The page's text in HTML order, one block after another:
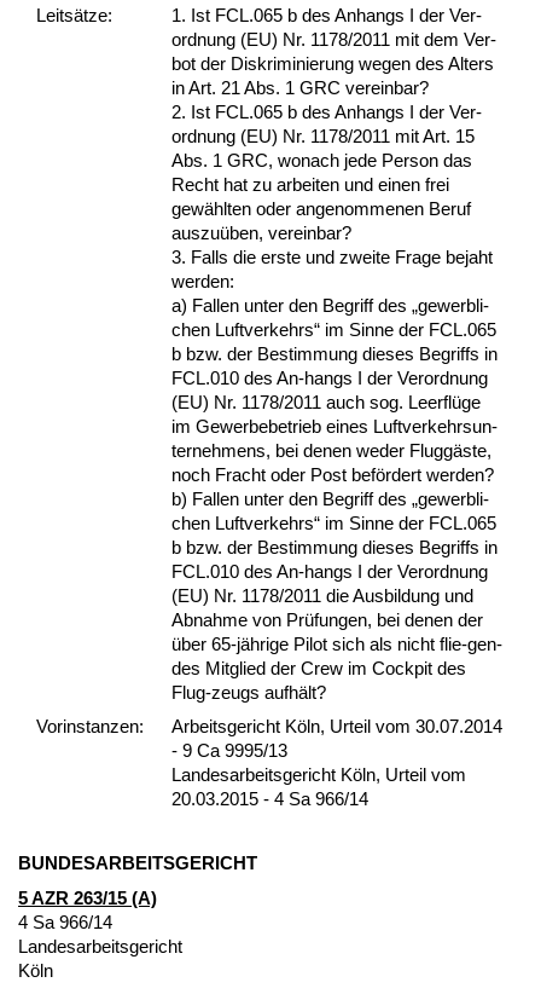
Leit­sätze:
1. Ist FCL.065 b des An­hangs I der Ver­
ord­nung (EU) Nr. 1178/2011 mit dem Ver­
bot der Dis­kri­mi­nie­rung we­gen des Al­ters
in Art. 21 Abs. 1 GRC ver­ein­bar?
2. Ist FCL.065 b des An­hangs I der Ver­
ord­nung (EU) Nr. 1178/2011 mit Art. 15
Abs. 1 GRC, wo­nach je­de Per­son das
Recht hat zu ar­bei­ten und ei­nen frei
gewähl­ten oder an­ge­nom­me­nen Be­ruf
aus­zuüben, ver­ein­bar?
3. Falls die ers­te und zwei­te Fra­ge be­jaht
wer­den:
a) Fal­len un­ter den Be­griff des „ge­werb­li­
chen Luft­ver­kehrs“ im Sin­ne der FCL.065
b bzw. der Be­stim­mung die­ses Be­griffs in
FCL.010 des An-hangs I der Ver­ord­nung
(EU) Nr. 1178/2011 auch sog. Leerflüge
im Ge­wer­be­be­trieb ei­nes Luft­ver­kehrs­un­
ter­neh­mens, bei de­nen we­der Fluggäste,
noch Fracht oder Post befördert wer­den?
b) Fal­len un­ter den Be­griff des „ge­werb­li­
chen Luft­ver­kehrs“ im Sin­ne der FCL.065
b bzw. der Be­stim­mung die­ses Be­griffs in
FCL.010 des An-hangs I der Ver­ord­nung
(EU) Nr. 1178/2011 die Aus­bil­dung und
Ab­nah­me von Prüfun­gen, bei de­nen der
über 65-jähri­ge Pi­lot sich als nicht flie-gen­
des Mit­glied der Crew im Cock­pit des
Flug-zeugs aufhält?
Vor­ins­tan­zen:
Arbeitsgericht Köln, Urteil vom 30.07.2014
- 9 Ca 9995/13
Landesarbeitsgericht Köln, Urteil vom
20.03.2015 - 4 Sa 966/14
BUN­DES­AR­BEITS­GERICHT
5 AZR 263/15 (A)
4 Sa 966/14
Lan­des­ar­beits­ge­richt
Köln